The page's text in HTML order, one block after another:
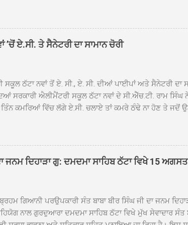
ਵਿਖੇ ਪਹੁੰਚਿਆ। ਨਗਰ ਕੀਰਤਨ ਦੇ ਗੁਰਦੁਆਰਾ ਸ੍ਰੀ ਦਮਦਮਾ
ਤੇ ਇਲਾਕੇ ਦੀਆਂ ਸੰਗਤਾਂ ਵੱਲੋਂ ਜੈਕਾਰਿਆਂ ਦੀ ਗੂੰਜ ਵਿਚ ਨਿੱਘਾ
ਵਿਖੇ ਨਗਰ ਕੀਰਤਨ ਦੇ ਸਮਾਪਤੀ ਦੀ ਅਰਦਾਸ ਹੋਈ। ਇਸ ਮੌਕੇ ਪੰਜ
ਦਮਦਮਾ ਸਾਹਿਬ ਠੱਟਾ ਦੇ ਮੁੱਖ ਸੇਵਾਦਾਰ ਸੰਤ ਬਾਬਾ ਹਰਜੀਤ ਸਿੰਘ
ਏ.ਸੀ. ਤੇ ਸੈਨੇਟਰੀ ਦਾ ਸਾਮਾਨ ਚੋਰੀ
ਸਕੂਲ ਠੱਟਾ ਨਵਾਂ ਤੋਂ ਏ. ਸੀ., ਏ. ਸੀ. ਦੀਆਂ ਪਾਈਪਾਂ ਅਤੇ ਸੈਨੇਟਰੀ ਦਾ
ਸਰਕਾਰੀ ਐਲੀਮੈਂਟਰੀ ਸਕੂਲ ਠੱਟਾ ਨਵਾਂ ਦੇ ਸੀ.ਐੱਚ.ਟੀ. ਰਾਮ
ਕਮਰਿਆਂ ਵਿੱਚ ਲੱਗੇ ਏ.ਸੀ. ਚਲਾਏ ਤਾਂ ਕਮਰੇ ਠੰਢੇ ਨਾ ਹੋਣ ਤੇ ਜਦੋਂ
ਕਿ ਉਹ ਛੁੱਟੀਆਂ ਦੌਰਾਨ ਵੀ ਸਕੂਲ ਗੇੜਾ ਮਾਰਦੇ ਸਨ ਅਤੇ 20
ਹੋਈ ਜਾਪਦੀ ਹੈ। ਇਸ ਮੌਕੇ ਸਕੂਲ ਸਟਾਫ ਮੈਂਬਰਾਂ ਅੰਜੂ ਬਾਲਾ,
ਕਿ ਸਕੂਲ ਵਿੱਚ ਪਿਛਲੇ ਸਾਲ ਤਿੰਨ ਏ. ਸੀ. ਲਾਉਣ ਦੀ ਸੇਵਾ
ਖੂਬ ਪ੍ਰਸੰਸਾ ਕੀਤੀ ਸੀ। ਉਨ੍ਹਾਂ ਦੱਸਿਆ ਕਿ ਏਸੀ ਚੋਰੀ ਹੋਣ ਨਾਲ
ਜਨਮ ਦਿਹਾੜਾ ਗੁ: ਦਮਦਮਾ ਸਾਹਿਬ ਠੱਟਾ ਵਿਖੇ 15
ਗਿਆਨੀ ਪਰਉਪਕਾਰੀ ਸੰਤ ਬਾਬਾ ਬੀਰ ਸਿੰਘ ਜੀ ਦਾ ਜਨਮ
ਨਾਲ ਗੁਰਦੁਆਰਾ ਦਮਦਮਾ ਸਾਹਿਬ ਠੱਟਾ ਵਿਖੇ ਮੁੱਖ ਸੇਵਾਦਾਰ ਸੰਤ